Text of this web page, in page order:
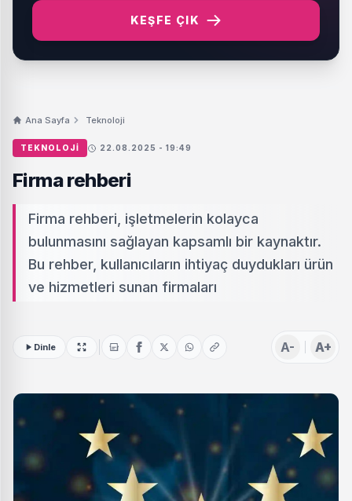
KEŞFE ÇIK
Ana Sayfa Teknoloji
TEKNOLOJI 22.08.2025 - 19:49
Firma rehberi
Firma rehberi, işletmelerin kolayca
bulunmasını sağlayan kapsamlı bir kaynaktır.
Bu rehber, kullanıcıların ihtiyaç duydukları ürün
ve hizmetleri sunan firmaları
Dinle A- A+